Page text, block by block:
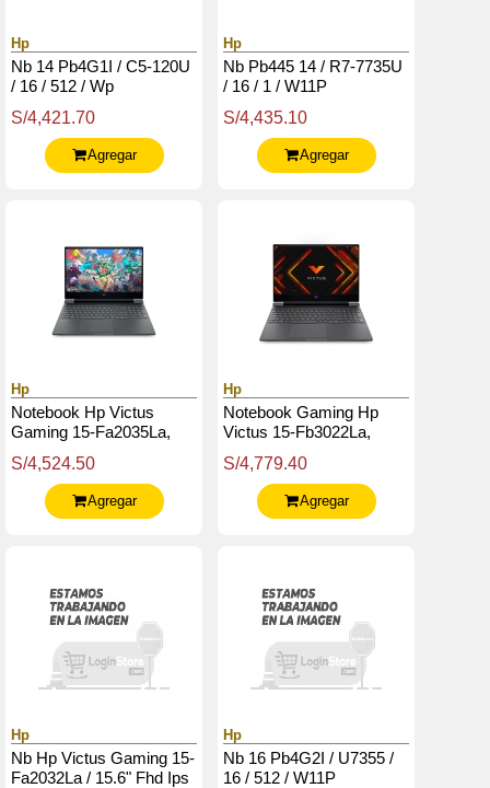
Hp
Nb 14 Pb4G1I / C5-120U
/ 16 / 512 / Wp
S/4,421.70
Agregar
Hp
Nb Pb445 14 / R7-7735U
/ 16 / 1 / W11P
S/4,435.10
Agregar
Hp
Notebook Hp Victus
Gaming 15-Fa2035La,
13420H Hasta 4.6G, 8Gb
S/4,524.50
Agregar
Hp
Notebook Gaming Hp
Victus 15-Fb3022La,
Ryzen 7 7445Hs 4.7Ghz,
16Gb Ddr5
S/4,779.40
Agregar
Hp
Nb Hp Victus Gaming 15-
Fa2032La / 15.6" Fhd Ips
Hp
Nb 16 Pb4G2I / U7355 /
16 / 512 / W11P